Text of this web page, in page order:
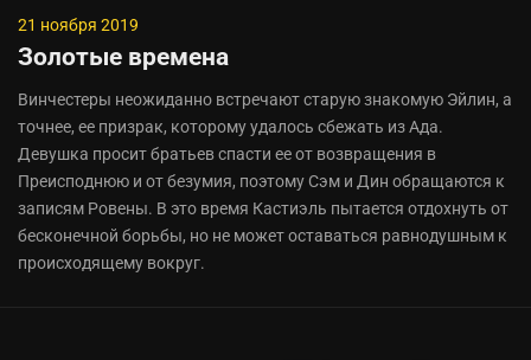
21 ноября 2019
Золотые времена
Винчестеры неожиданно встречают старую знакомую Эйлин, а
точнее, ее призрак, которому удалось сбежать из Ада.
Девушка просит братьев спасти ее от возвращения в
Преисподнюю и от безумия, поэтому Сэм и Дин обращаются к
записям Ровены. В это время Кастиэль пытается отдохнуть от
бесконечной борьбы, но не может оставаться равнодушным к
происходящему вокруг.